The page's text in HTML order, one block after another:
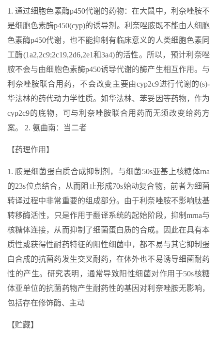
1. 通过细胞色素酶p450代谢的药物：在大鼠中，利奈唑胺不
是细胞色素酶p450(cyp)的诱导剂。利奈唑胺既不能由人细胞
色素酶p450代谢，也不能抑制有临床意义的人类细胞色素同
工酶(1a2,2c9;2c19,2d6,2e1和3a4)的活性。所以，预计利奈唑
胺不会与由细胞色素酶p450诱导代谢的酶产生相互作用。与
利奈唑胺联合用药，不会改变主要由cyp2c9进行代谢的(s)-
华法林的药代动力学性质。如华法林、苯妥因等药物，作为
cyp2c9的底物，可与利奈唑胺联合用药而无须改变给药方
案。 2. 氨曲南：当二者
【药理作用】
1. 胺是细菌蛋白质合成抑制剂，与细菌50s亚基上核糖体rna
的23s位点结合，从而阻止形成70s始动复合物，前者为细菌
转译过程中非常重要的组成部分。由于利奈唑胺不影响肽基
转移酶活性，只是作用于翻译系统的起始阶段，抑制mrna与
核糖体连接，从而抑制了细菌蛋白质的合成。因此在具有本
质性或获得性耐药特征的阳性细菌中，都不易与其它抑制蛋
白合成的抗菌药发生交叉耐药，在体外也不易诱导细菌耐药
性的产生。研究表明，通常导致阳性细菌对作用于50s核糖
体亚单位的抗菌药物产生耐药性的基因对利奈唑胺无影响，
包括存在修饰酶、主动
【贮藏】